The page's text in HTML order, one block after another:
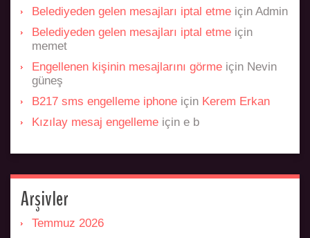
Belediyeden gelen mesajları iptal etme için Admin
Belediyeden gelen mesajları iptal etme için
memet
Engellenen kişinin mesajlarını görme için Nevin
güneş
B217 sms engelleme iphone için Kerem Erkan
Kızılay mesaj engelleme için e b
Arşivler
Temmuz 2026